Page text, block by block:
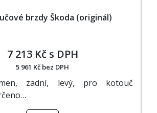
brzdy Škoda (originál)
7 213 Kč s DPH
5 961 Kč bez DPH
zadní, levý, pro kotouč